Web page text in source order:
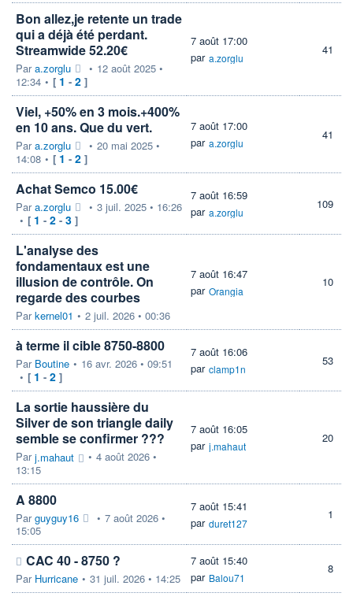
Bon allez,je retente un trade
qui a déjà été perdant.
Streamwide 52.20€
Para.zorglu • 12 août 2025 •
12:34 • [ 1 - 2 ]
7 août 17:00
par a.zorglu
41
Viel, +50% en 3 mois.+400%
en 10 ans. Que du vert.
Para.zorglu • 20 mai 2025 •
14:08 • [ 1 - 2 ]
7 août 17:00
par a.zorglu
41
Achat Semco 15.00€
Para.zorglu • 3 juil. 2025 • 16:26
• [ 1 - 2 - 3 ]
7 août 16:59
par a.zorglu
109
L'analyse des
fondamentaux est une
illusion de contrôle. On
regarde des courbes
Parkernel01 • 2 juil. 2026 • 00:36
7 août 16:47
par Orangia
10
à terme il cible 8750-8800
Par Boutine • 16 avr. 2026 • 09:51
• [ 1 - 2 ]
7 août 16:06
par clamp1n
53
La sortie haussière du
Silver de son triangle daily
semble se confirmer ???
Parj.mahaut • 4 août 2026 •
13:15
7 août 16:05
par j.mahaut
20
A 8800
Parguyguy16 • 7 août 2026 •
15:05
7 août 15:41
par duret127
1
CAC 40 - 8750 ?
Par Hurricane • 31 juil. 2026 • 14:25
7 août 15:40
par Balou71
8